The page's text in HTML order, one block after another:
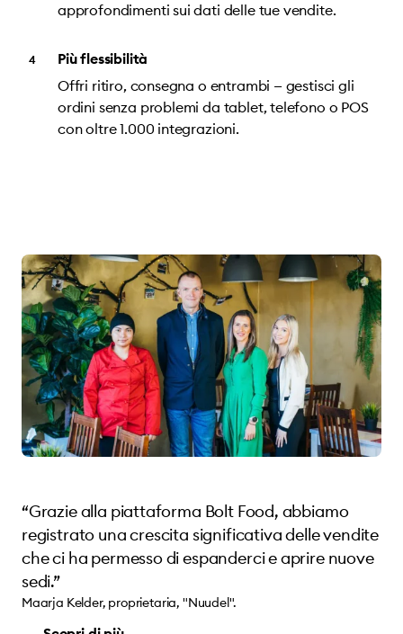
approfondimenti sui dati delle tue vendite.
Più flessibilità
Offri ritiro, consegna o entrambi — gestisci gli
ordini senza problemi da tablet, telefono o POS
con oltre 1.000 integrazioni.
“Grazie alla piattaforma Bolt Food, abbiamo
registrato una crescita significativa delle vendite
che ci ha permesso di espanderci e aprire nuove
sedi.”
Maarja Kelder, proprietaria, "Nuudel".